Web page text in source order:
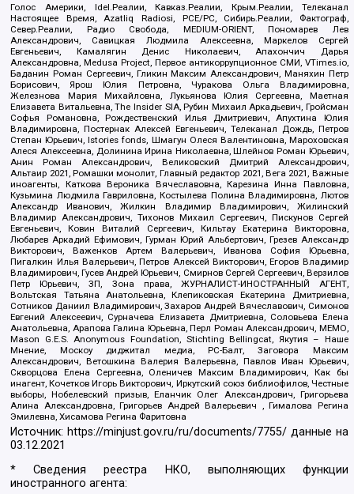
Голос Америки, Idel.Реалии, Кавказ.Реалии, Крым.Реалии, Телеканал
Настоящее Время, Azatliq Radiosi, PCE/PC, Сибирь.Реалии, Фактограф,
Север.Реалии, Радио Свобода, MEDIUM-ORIENT, Пономарев Лев
Александрович, Савицкая Людмила Алексеевна, Маркелов Сергей
Евгеньевич, Камалягин Денис Николаевич, Апахончич Дарья
Александровна, Medusa Project, Первое антикоррупционное СМИ, VTimes.io,
Баданин Роман Сергеевич, Гликин Максим Александрович, Маняхин Петр
Борисович, Ярош Юлия Петровна, Чуракова Ольга Владимировна,
Железнова Мария Михайловна, Лукьянова Юлия Сергеевна, Маетная
Елизавета Витальевна, The Insider SIA, Рубин Михаил Аркадьевич, Гройсман
Софья Романовна, Рождественский Илья Дмитриевич, Апухтина Юлия
Владимировна, Постернак Алексей Евгеньевич, Телеканал Дождь, Петров
Степан Юрьевич, Istories fonds, Шмагун Олеся Валентиновна, Мароховская
Алеся Алексеевна, Долинина Ирина Николаевна, Шлейнов Роман Юрьевич,
Анин Роман Александрович, Великовский Дмитрий Александрович,
Альтаир 2021, Ромашки монолит, Главный редактор 2021, Вега 2021, Важные
иноагенты, Каткова Вероника Вячеславовна, Карезина Инна Павловна,
Кузьмина Людмила Гавриловна, Костылева Полина Владимировна, Лютов
Александр Иванович, Жилкин Владимир Владимирович, Жилинский
Владимир Александрович, Тихонов Михаил Сергеевич, Пискунов Сергей
Евгеньевич, Ковин Виталий Сергеевич, Кильтау Екатерина Викторовна,
Любарев Аркадий Ефимович, Гурман Юрий Альбертович, Грезев Александр
Викторович, Важенков Артем Валерьевич, Иванова София Юрьевна,
Пигалкин Илья Валерьевич, Петров Алексей Викторович, Егоров Владимир
Владимирович, Гусев Андрей Юрьевич, Смирнов Сергей Сергеевич, Верзилов
Петр Юрьевич, ЗП, Зона права, ЖУРНАЛИСТ-ИНОСТРАННЫЙ АГЕНТ,
Вольтская Татьяна Анатольевна, Клепиковская Екатерина Дмитриевна,
Сотников Даниил Владимирович, Захаров Андрей Вячеславович, Симонов
Евгений Алексеевич, Сурначева Елизавета Дмитриевна, Соловьева Елена
Анатольевна, Арапова Галина Юрьевна, Перл Роман Александрович, МЕМО,
Mason G.E.S. Anonymous Foundation, Stichting Bellingcat, Якутия – Наше
Мнение, Москоу диджитал медиа, РС-Балт, Заговора Максим
Александрович, Ветошкина Валерия Валерьевна, Павлов Иван Юрьевич,
Скворцова Елена Сергеевна, Оленичев Максим Владимирович, Как бы
инагент, Кочетков Игорь Викторович, Иркутский союз библиофилов, Честные
выборы, Нобелевский призыв, Еланчик Олег Александрович, Григорьева
Алина Александровна, Григорьев Андрей Валерьевич , Гималова Регина
Эмилевна, Хисамова Регина Фаритовна
Источник: https://minjust.gov.ru/ru/documents/7755/ данные на
03.12.2021
* Сведения реестра НКО, выполняющих функции
иностранного агента: